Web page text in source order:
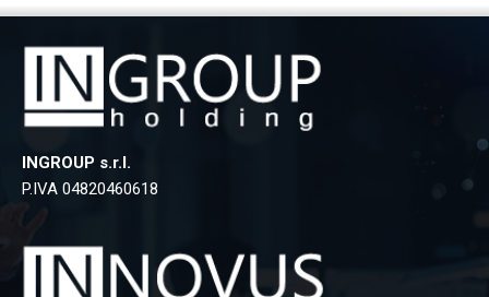
INGROUP s.r.l.
P.IVA 04820460618